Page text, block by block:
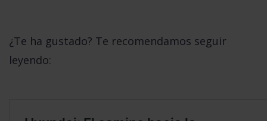
¿Te ha gustado? Te recomendamos seguir
leyendo: